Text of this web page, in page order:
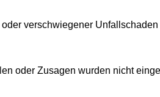
verschwiegener Unfallschaden
Zusagen wurden nicht